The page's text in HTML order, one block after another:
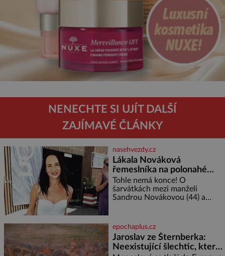
NENECHTE SI UJÍT DALŠÍ
ZAJÍMAVÉ ČLÁNKY
nasehvezdy.cz
Lákala Nováková
řemeslníka na polonahé
tělo!
Tohle nemá konce! O
šarvátkách mezi manželi
Sandrou Novákovou (44) a
by doufal, že horká zem u
herečky ze seriálu Ulice a
režiséra vychladne,
epochaplus.cz
Jaroslav ze Šternberka:
Neexistující šlechtic, který